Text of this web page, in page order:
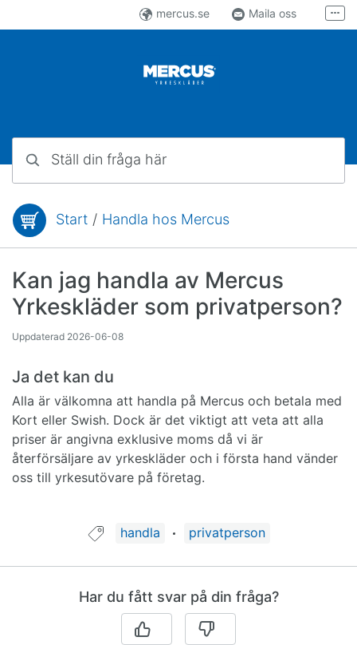
mercus.se
Maila oss
Fler
Du är här:Start / Handla hos Mercus
Kan jag handla av Mercus
Yrkeskläder som privatperson?
Uppdaterad 2026-06-08
Ja det kan du
Alla är välkomna att handla på Mercus och betala med
Kort eller Swish. Dock är det viktigt att veta att alla
priser är angivna exklusive moms då vi är
återförsäljare av yrkeskläder och i första hand vänder
oss till yrkesutövare på företag.
Guide taggad med:
handla privatperson
Har du fått svar på din fråga?